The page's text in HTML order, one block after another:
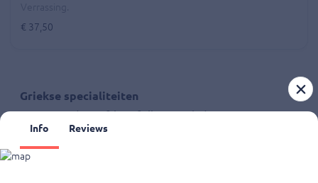
€ 37,50
Griekse specialiteiten
Geserveerd met friet of rijst en salade.
Gyros schotel klein
Info Reviews